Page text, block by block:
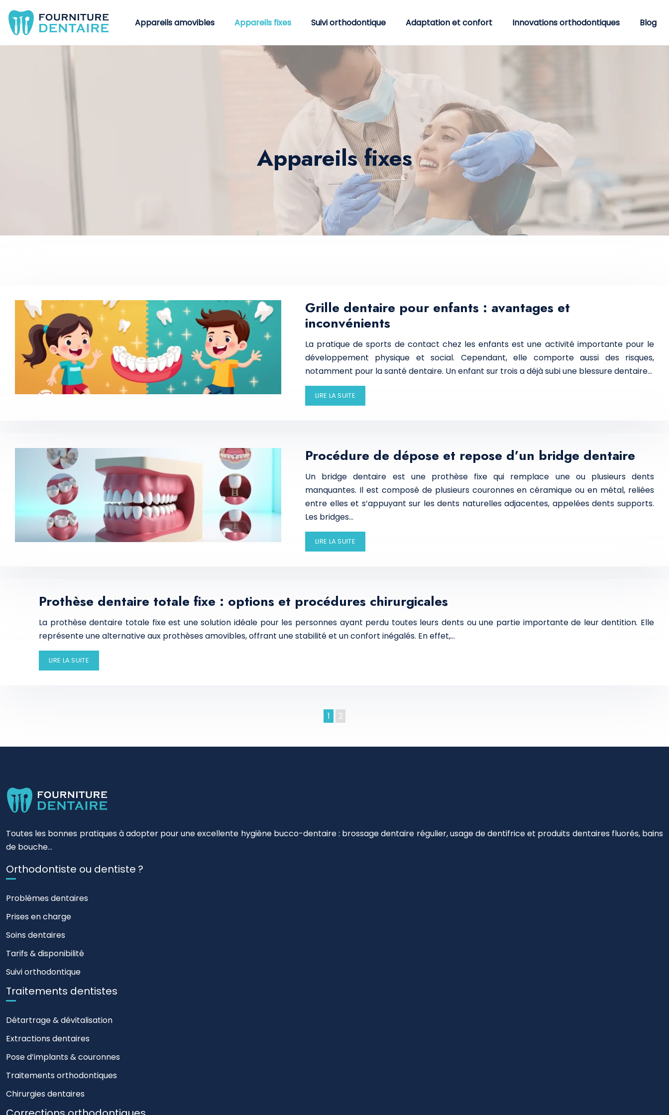
Appareils amovibles Appareils fixes Suivi orthodontique Adaptation et confort Innovations orthodontiques Blog
Appareils fixes
Grille dentaire pour enfants : avantages et
inconvénients
La pratique de sports de contact chez les enfants est une activité importante pour le
développement physique et social. Cependant, elle comporte aussi des risques,
notamment pour la santé dentaire. Un enfant sur trois a déjà subi une blessure dentaire…
LIRE LA SUITE
Procédure de dépose et repose d’un bridge dentaire
Un bridge dentaire est une prothèse fixe qui remplace une ou plusieurs dents
manquantes. Il est composé de plusieurs couronnes en céramique ou en métal, reliées
entre elles et s’appuyant sur les dents naturelles adjacentes, appelées dents supports.
Les bridges…
LIRE LA SUITE
Prothèse dentaire totale fixe : options et procédures chirurgicales
La prothèse dentaire totale fixe est une solution idéale pour les personnes ayant perdu toutes leurs dents ou une partie importante de leur dentition. Elle
représente une alternative aux prothèses amovibles, offrant une stabilité et un confort inégalés. En effet,…
LIRE LA SUITE
1 2
Toutes les bonnes pratiques à adopter pour une excellente hygiène bucco-dentaire : brossage dentaire régulier, usage de dentifrice et produits dentaires fluorés, bains
de bouche…
Orthodontiste ou dentiste ?
Problèmes dentaires
Prises en charge
Soins dentaires
Tarifs & disponibilité
Suivi orthodontique
Traitements dentistes
Détartrage & dévitalisation
Extractions dentaires
Pose d’implants & couronnes
Traitements orthodontiques
Chirurgies dentaires